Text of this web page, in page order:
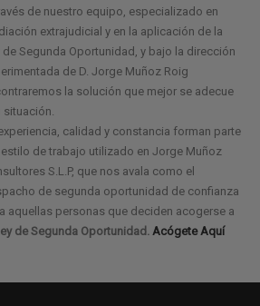
de nuestro equipo, especializado en
extrajudicial y en la aplicación de la
de Segunda Oportunidad, y bajo la dirección
de D. Jorge Muñoz Roig
la solución que mejor se adecue
situación.
calidad y constancia forman parte
de trabajo utilizado en Jorge Muñoz
S.L.P, que nos avala como el
de segunda oportunidad de confianza
aquellas personas que deciden acogerse a
de Segunda Oportunidad.Acógete Aquí